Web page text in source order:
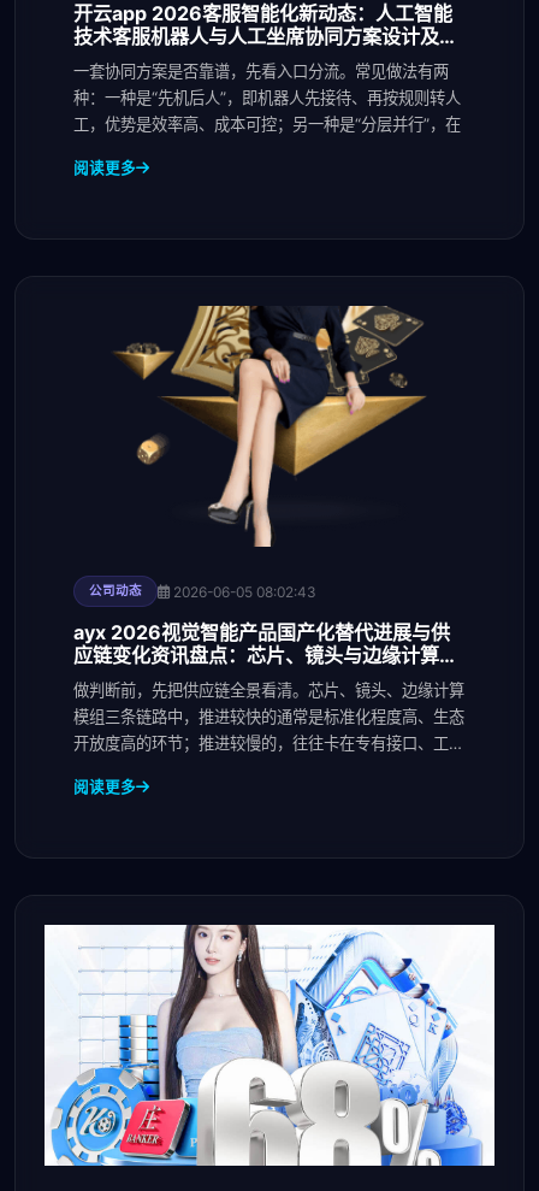
开云app 2026客服智能化新动态：人工智能
技术客服机器人与人工坐席协同方案设计及效
果评估
一套协同方案是否靠谱，先看入口分流。常见做法有两
种：一种是“先机后人”，即机器人先接待、再按规则转人
工，优势是效率高、成本可控；另一种是“分层并行”，在
阅读更多
公司动态 2026-06-05 08:02:43
ayx 2026视觉智能产品国产化替代进展与供
应链变化资讯盘点：芯片、镜头与边缘计算环
节
做判断前，先把供应链全景看清。芯片、镜头、边缘计算
模组三条链路中，推进较快的通常是标准化程度高、生态
开放度高的环节；推进较慢的，往往卡在专有接口、工艺
阅读更多